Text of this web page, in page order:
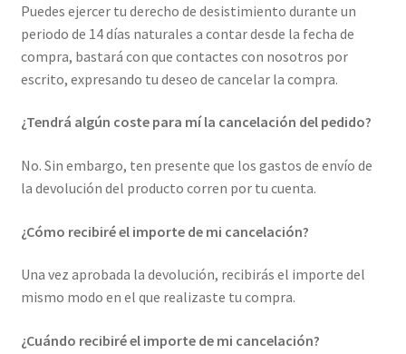
Puedes ejercer tu derecho de desistimiento durante un
periodo de 14 días naturales a contar desde la fecha de
compra, bastará con que contactes con nosotros por
escrito, expresando tu deseo de cancelar la compra.
¿Tendrá algún coste para mí la cancelación del pedido?
No. Sin embargo, ten presente que los gastos de envío de
la devolución del producto corren por tu cuenta.
¿Cómo recibiré el importe de mi cancelación?
Una vez aprobada la devolución, recibirás el importe del
mismo modo en el que realizaste tu compra.
¿Cuándo recibiré el importe de mi cancelación?